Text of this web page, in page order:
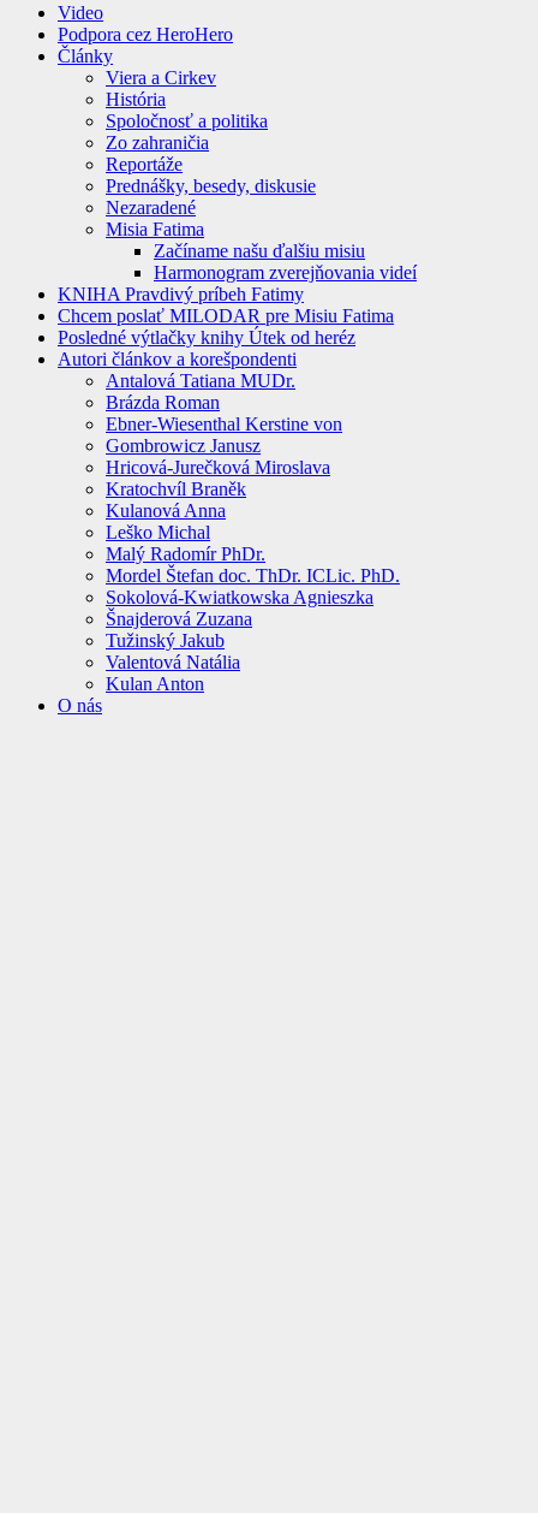
Video
Podpora cez HeroHero
Články
Viera a Cirkev
História
Spoločnosť a politika
Zo zahraničia
Reportáže
Prednášky, besedy, diskusie
Nezaradené
Misia Fatima
Začíname našu ďalšiu misiu
Harmonogram zverejňovania videí
KNIHA Pravdivý príbeh Fatimy
Chcem poslať MILODAR pre Misiu Fatima
Posledné výtlačky knihy Útek od heréz
Autori článkov a korešpondenti
Antalová Tatiana MUDr.
Brázda Roman
Ebner-Wiesenthal Kerstine von
Gombrowicz Janusz
Hricová-Jurečková Miroslava
Kratochvíl Braněk
Kulanová Anna
Leško Michal
Malý Radomír PhDr.
Mordel Štefan doc. ThDr. ICLic. PhD.
Sokolová-Kwiatkowska Agnieszka
Šnajderová Zuzana
Tužinský Jakub
Valentová Natália
Kulan Anton
O nás